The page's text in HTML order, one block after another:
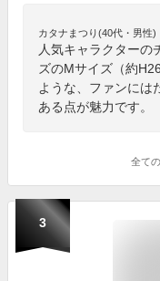
カタナまつり(40代・男性)
人気キャラクターの
ズのMサイズ（約
ような、ファンには
ある点が魅力です。
全て
3